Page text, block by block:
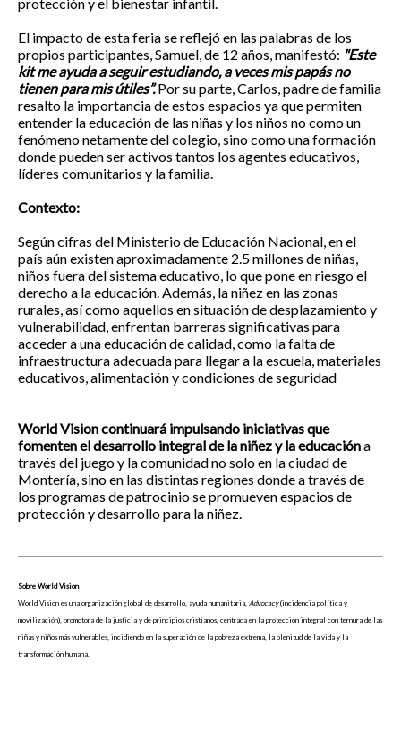
protección y el bienestar infantil.
El impacto de esta feria se reflejó en las palabras de los
propios participantes, Samuel, de 12 años, manifestó: "Este
kit me ayuda a seguir estudiando, a veces mis papás no
tienen para mis útiles”. Por su parte, Carlos, padre de familia
resalto la importancia de estos espacios ya que permiten
entender la educación de las niñas y los niños no como un
fenómeno netamente del colegio, sino como una formación
donde pueden ser activos tantos los agentes educativos,
líderes comunitarios y la familia.
Contexto:
Según cifras del Ministerio de Educación Nacional, en el
país aún existen aproximadamente 2.5 millones de niñas,
niños fuera del sistema educativo, lo que pone en riesgo el
derecho a la educación. Además, la niñez en las zonas
rurales, así como aquellos en situación de desplazamiento y
vulnerabilidad, enfrentan barreras significativas para
acceder a una educación de calidad, como la falta de
infraestructura adecuada para llegar a la escuela, materiales
educativos, alimentación y condiciones de seguridad
World Vision continuará impulsando iniciativas que
fomenten el desarrollo integral de la niñez y la educacióna
través del juego y la comunidad no solo en la ciudad de
Montería, sino en las distintas regiones donde a través de
los programas de patrocinio se promueven espacios de
protección y desarrollo para la niñez.
Sobre World Vision
World Vision es una organización global de desarrollo, ayuda humanitaria, Advocacy(incidencia política y
movilización), promotora de la justicia y de principios cristianos, centrada en la protección integral con ternura de las
niñas y niños más vulnerables, incidiendo en la superación de la pobreza extrema, la plenitud de la vida y la
transformación humana.